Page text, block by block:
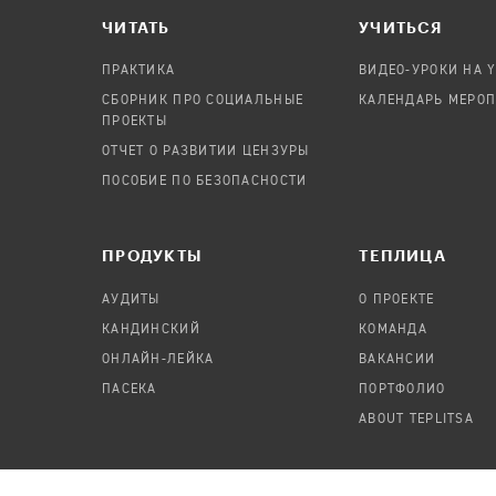
ЧИТАТЬ
ПРАКТИКА
СБОРНИК ПРО СОЦИАЛЬНЫЕ
ПРОЕКТЫ
ОТЧЕТ О РАЗВИТИИ ЦЕНЗУРЫ
ПОСОБИЕ ПО БЕЗОПАСНОСТИ
УЧИТЬСЯ
ВИДЕО-УРОКИ НА
КАЛЕНДАРЬ
ПРОДУКТЫ
АУДИТЫ
КАНДИНСКИЙ
ОНЛАЙН-ЛЕЙКА
ПАСЕКА
TЕПЛИЦА
О ПРОЕКТЕ
КОМАНДА
ВАКАНСИИ
ПОРТФОЛИО
ABOUT TEPLITSA